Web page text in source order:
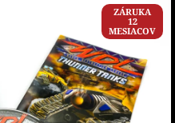
ZÁRUKA
12
MESIACOV